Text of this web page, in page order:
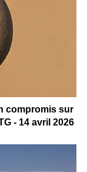
compromis sur
- 14 avril 2026